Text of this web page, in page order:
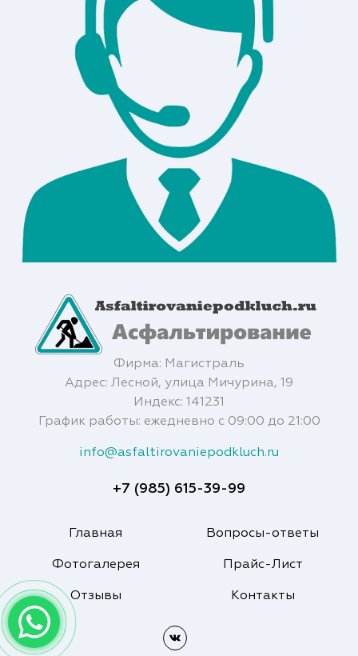
Фирма: Магистраль
Адрес: Лесной, улица Мичурина, 19
Индекс: 141231
График работы: ежедневно с 09:00 до 21:00
info@asfaltirovaniepodkluch.ru
+7 (985) 615-39-99
Главная Вопросы-ответы
Фотогалерея Прайс-Лист
Отзывы Контакты